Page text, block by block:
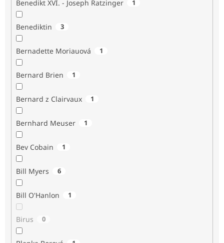
Benedikt XVI. - Joseph Ratzinger 1
Benediktin 3
Bernadette Moriauová 1
Bernard Brien 1
Bernard z Clairvaux 1
Bernhard Meuser 1
Bev Cobain 1
Bill Myers 6
Bill O'Hanlon 1
Birus 0